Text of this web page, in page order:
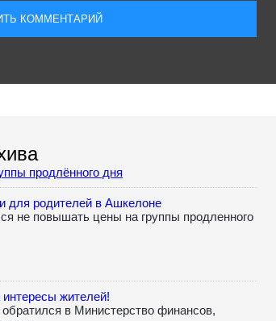
продлённого дня
для родителей в Ашкелоне
не повышать цены на группы продленного
жителей!
в Министерство финансов,